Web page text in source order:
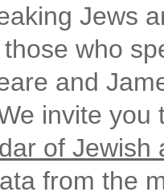
Jews
who
and
invite
of Jewish
from the